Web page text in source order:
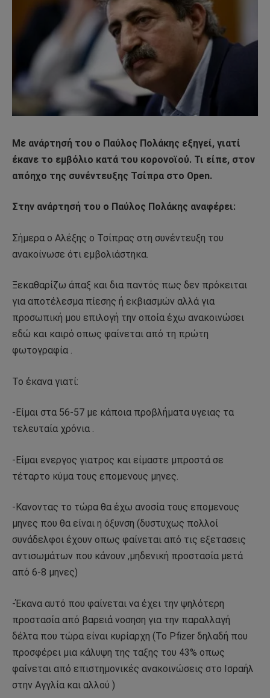
Με ανάρτησή του ο Παύλος Πολάκης εξηγεί, γιατί
έκανε το εμβόλιο κατά του κορονοϊού. Τι είπε, στον
απόηχο της συνέντευξης Τσίπρα στο Open.
Στην ανάρτησή του ο Παύλος Πολάκης αναφέρει:
Σήμερα ο Αλέξης ο Τσίπρας στη συνέντευξη του
ανακοίνωσε ότι εμβολιάστηκα.
Ξεκαθαρίζω άπαξ και δια παντός πως δεν πρόκειται
για αποτέλεσμα πίεσης ή εκβιασμών αλλά για
προσωπική μου επιλογή την οποία έχω ανακοινώσει
εδώ και καιρό οπως φαίνεται από τη πρώτη
φωτογραφία .
Το έκανα γιατί:
-Είμαι στα 56-57 με κάποια προβλήματα υγειας τα
τελευταία χρόνια .
-Είμαι ενεργος γιατρος και είμαστε μπροστά σε
τέταρτο κύμα τους επομενους μηνες.
-Κανοντας το τώρα θα έχω ανοσία τους επομενους
μηνες που θα είναι η όξυνση (δυστυχως πολλοί
συνάδελφοι έχουν οπως φαίνεται από τις εξετασεις
αντισωμάτων που κάνουν ,μηδενική προστασία μετά
από 6-8 μηνες)
-Έκανα αυτό που φαίνεται να έχει την ψηλότερη
προστασία από βαρειά νοσηση για την παραλλαγή
δέλτα που τώρα είναι κυρίαρχη (Το Pfizer δηλαδή που
προσφέρει μια κάλυψη της ταξης του 43% οπως
φαίνεται από επιστημονικές ανακοινώσεις στο Ισραήλ
στην Αγγλία και αλλού )